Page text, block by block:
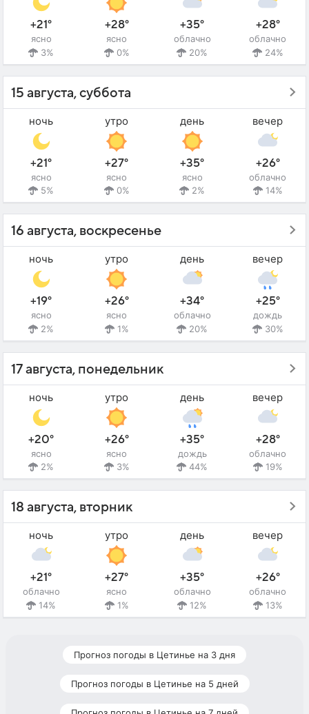
+21°
ясно
3%
+28°
ясно
0%
+35°
облачно
20%
+28°
облачно
24%
15 августа, суббота
ночь
+21°
ясно
5%
утро
+27°
ясно
0%
день
+35°
ясно
2%
вечер
+26°
облачно
14%
16 августа, воскресенье
ночь
+19°
ясно
2%
утро
+26°
ясно
1%
день
+34°
облачно
20%
вечер
+25°
дождь
30%
17 августа, понедельник
ночь
+20°
ясно
2%
утро
+26°
ясно
3%
день
+35°
дождь
44%
вечер
+28°
облачно
19%
18 августа, вторник
ночь
+21°
облачно
14%
утро
+27°
ясно
1%
день
+35°
облачно
12%
вечер
+26°
облачно
13%
Прогноз погоды в Цетинье на 3 дня
Прогноз погоды в Цетинье на 5 дней